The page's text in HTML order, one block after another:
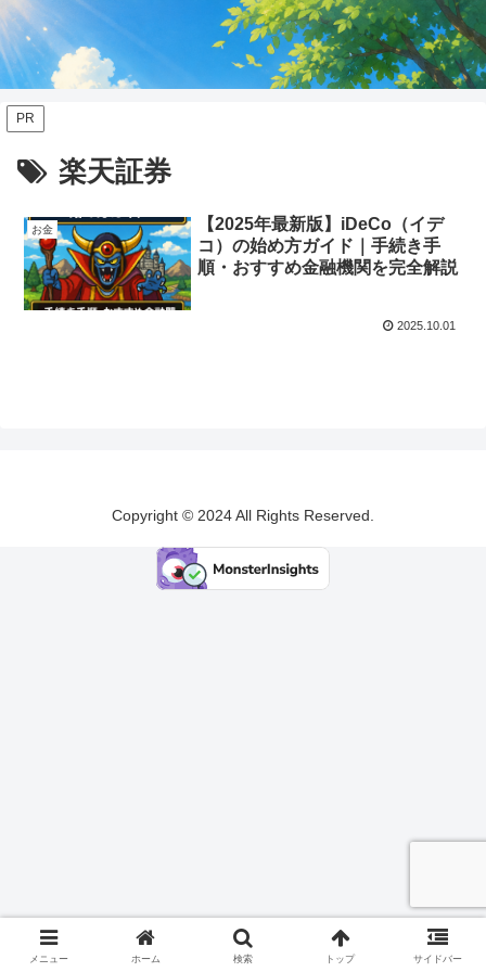
PR
楽天証券
お金
【2025年最新版】iDeCo（イデ
コ）の始め方ガイド｜手続き手
順・おすすめ金融機関を完全解説
2025.10.01
Copyright © 2024 All Rights Reserved.
メニュー ホーム 検索 トップ サイドバー